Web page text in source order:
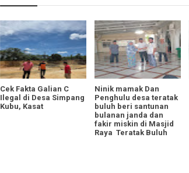
Cek Fakta Galian C
Ilegal di Desa Simpang
Kubu, Kasat
Ninik mamak Dan
Penghulu desa teratak
buluh beri santunan
bulanan janda dan
fakir miskin di Masjid
Raya Teratak Buluh